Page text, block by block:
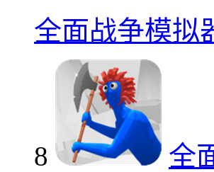
全面战争模拟
8
全